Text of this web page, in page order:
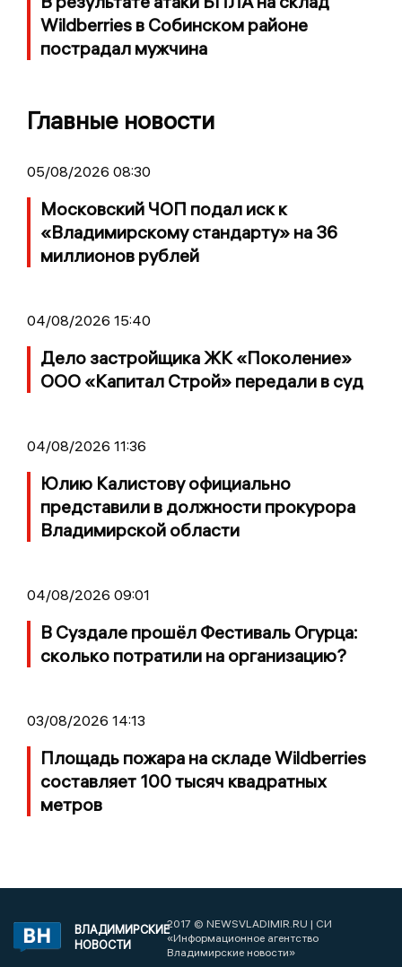
Wildberries в Собинском районе
пострадал мужчина
Главные новости
05/08/2026 08:30
Московский ЧОП подал иск к
«Владимирскому стандарту» на 36
миллионов рублей
04/08/2026 15:40
Дело застройщика ЖК «Поколение»
ООО «Капитал Строй» передали в суд
04/08/2026 11:36
Юлию Калистову официально
представили в должности прокурора
Владимирской области
04/08/2026 09:01
В Суздале прошёл Фестиваль Огурца:
сколько потратили на организацию?
03/08/2026 14:13
Площадь пожара на складе Wildberries
составляет 100 тысяч квадратных
метров
ВЛАДИМИРСКИЕ
НОВОСТИ
2017 © NEWSVLADIMIR.RU | СИ
«Информационное агентство
Владимирские новости»